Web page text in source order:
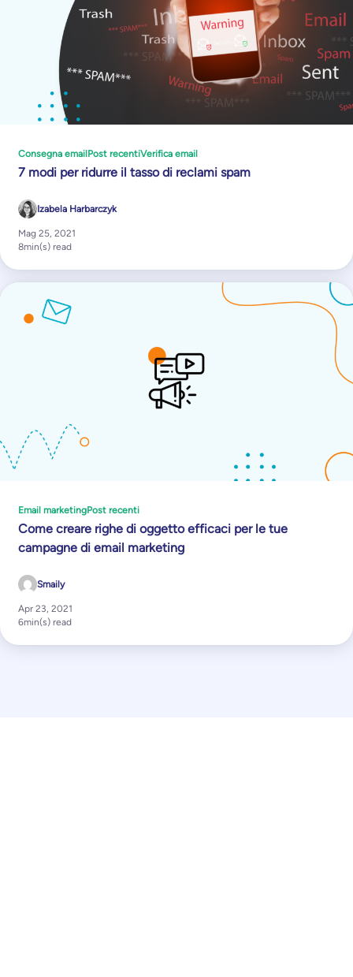
Consegna email Post recentiVerifica email
7 modi per ridurre il tasso di reclami spam
Izabela Harbarczyk
Mag 25, 2021
8min(s) read
Email marketingPost recenti
Come creare righe di oggetto efficaci per le tue
campagne di email marketing
Smaily
Apr 23, 2021
6min(s) read